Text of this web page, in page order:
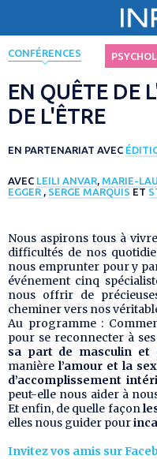
< Revenir aux évènements
CONFÉRENCES
EN QUÊTE DE
DE L'ÊTRE
EN PARTENARIAT AVEC
AVEC LEILI ANVAR, MARIE-
EGGER , SERGE MARQUIS ET
Nous aspirons tous à
difficultés de nos
nous emprunter pour y
événement cinq
nous offrir de
cheminer vers nos
Au programme :
pour se reconnecter à
sa part de masculin et
manière l’amour et la
d’accomplissement
peut-elle nous aider à
Et enfin, de quelle façon
elles nous guider pour
Invitez vos amis sur